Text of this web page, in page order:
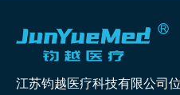
江苏钧越医疗科技有限公司